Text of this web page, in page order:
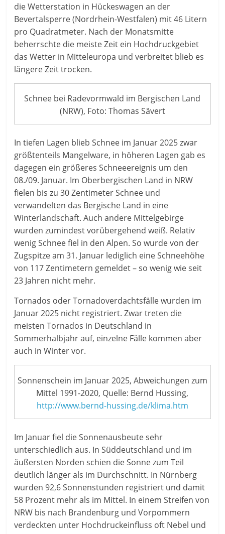
die Wetterstation in Hückeswagen an der
Bevertalsperre (Nordrhein-Westfalen) mit 46 Litern
pro Quadratmeter. Nach der Monatsmitte
beherrschte die meiste Zeit ein Hochdruckgebiet
das Wetter in Mitteleuropa und verbreitet blieb es
längere Zeit trocken.
Schnee bei Radevormwald im Bergischen Land
(NRW), Foto: Thomas Sävert
In tiefen Lagen blieb Schnee im Januar 2025 zwar
größtenteils Mangelware, in höheren Lagen gab es
dagegen ein größeres Schneeereignis um den
08./09. Januar. Im Oberbergischen Land in NRW
fielen bis zu 30 Zentimeter Schnee und
verwandelten das Bergische Land in eine
Winterlandschaft. Auch andere Mittelgebirge
wurden zumindest vorübergehend weiß. Relativ
wenig Schnee fiel in den Alpen. So wurde von der
Zugspitze am 31. Januar lediglich eine Schneehöhe
von 117 Zentimetern gemeldet – so wenig wie seit
23 Jahren nicht mehr.
Tornados oder Tornadoverdachtsfälle wurden im
Januar 2025 nicht registriert. Zwar treten die
meisten Tornados in Deutschland in
Sommerhalbjahr auf, einzelne Fälle kommen aber
auch in Winter vor.
Sonnenschein im Januar 2025, Abweichungen zum
Mittel 1991-2020, Quelle: Bernd Hussing,
http://www.bernd-hussing.de/klima.htm
Im Januar fiel die Sonnenausbeute sehr
unterschiedlich aus. In Süddeutschland und im
äußersten Norden schien die Sonne zum Teil
deutlich länger als im Durchschnitt. In Nürnberg
wurden 92,6 Sonnenstunden registriert und damit
58 Prozent mehr als im Mittel. In einem Streifen von
NRW bis nach Brandenburg und Vorpommern
verdeckten unter Hochdruckeinfluss oft Nebel und